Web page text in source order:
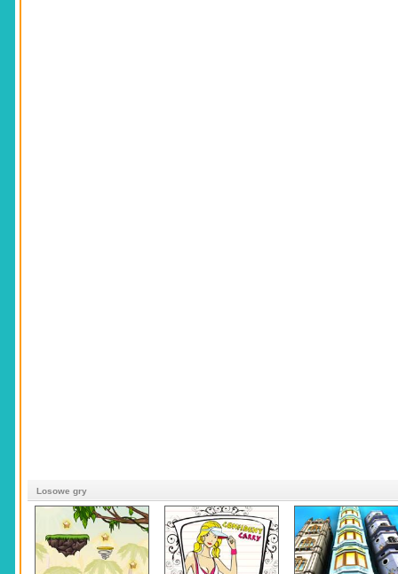
Losowe gry